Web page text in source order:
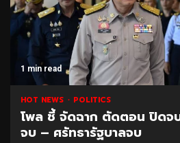
1 min read
HOT NEWS POLITICS
โพล ชี้ จัดฉาก ตัดตอน ปิดจ
จบ – ศรัทธารัฐบาลจบ